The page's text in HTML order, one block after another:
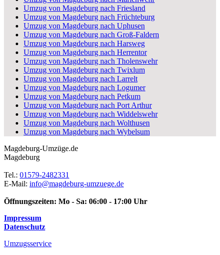
Umzug von Magdeburg nach Friesland
Umzug von Magdeburg nach Früchteburg
Umzug von Magdeburg nach Uphusen
Umzug von Magdeburg nach Groß-Faldern
Umzug von Magdeburg nach Harsweg
Umzug von Magdeburg nach Herrentor
Umzug von Magdeburg nach Tholenswehr
Umzug von Magdeburg nach Twixlum
Umzug von Magdeburg nach Larrelt
Umzug von Magdeburg nach Logumer
Umzug von Magdeburg nach Petkum
Umzug von Magdeburg nach Port Arthur
Umzug von Magdeburg nach Widdelswehr
Umzug von Magdeburg nach Wolthusen
Umzug von Magdeburg nach Wybelsum
Magdeburg-Umzüge.de
Magdeburg
Tel.: 01579-2482331
E-Mail: info@magdeburg-umzuege.de
Öffnungszeiten: Mo - Sa: 06:00 - 17:00 Uhr
Impressum
Datenschutz
Umzugsservice